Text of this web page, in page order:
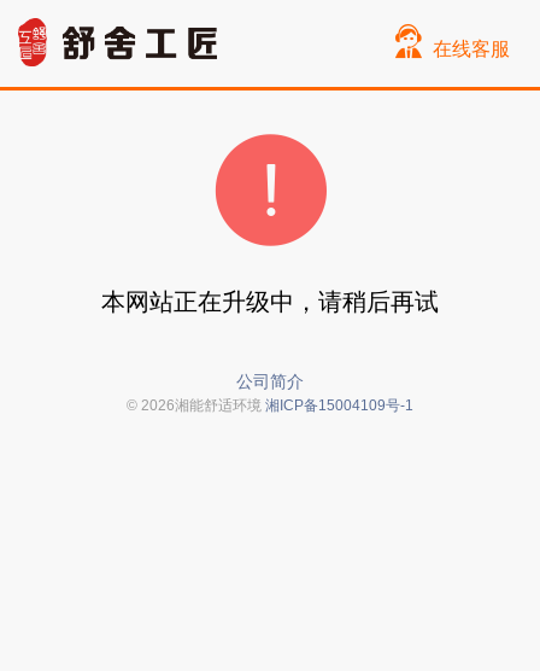
在线客服
本网站正在升级中，请稍后再试
公司简介
© 2026湘能舒适环境 湘ICP备15004109号-1